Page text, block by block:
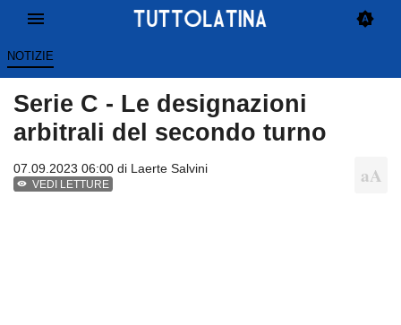
NOTIZIE
Serie C - Le designazioni
arbitrali del secondo turno
07.09.2023 06:00 di Laerte Salvini
VEDI LETTURE